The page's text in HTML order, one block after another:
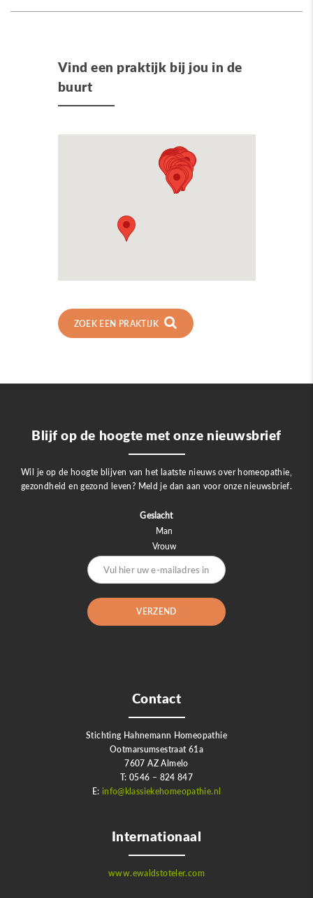
Vind een praktijk bij jou in de
buurt
ZOEK EEN PRAKTIJK
Contact
Stichting Hahnemann Homeopathie
Ootmarsumsestraat 61a
7607 AZ Almelo
T: 0546 – 824 847
E: info@klassiekehomeopathie.nl
Internationaal
www.ewaldstoteler.com
Blijf op de hoogte met onze nieuwsbrief
Wil je op de hoogte blijven van het laatste nieuws over homeopathie,
gezondheid en gezond leven? Meld je dan aan voor onze nieuwsbrief.
Geslacht
Man
Vrouw